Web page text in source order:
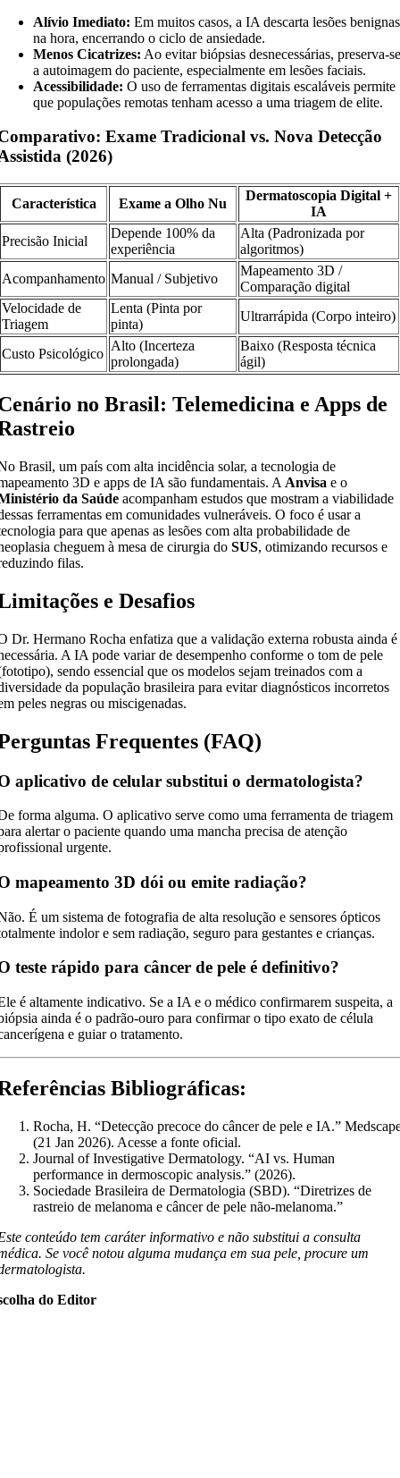
Alívio Imediato: Em muitos casos, a IA descarta lesões benignas
na hora, encerrando o ciclo de ansiedade.
Menos Cicatrizes: Ao evitar biópsias desnecessárias, preserva-
a autoimagem do paciente, especialmente em lesões faciais.
Acessibilidade: O uso de ferramentas digitais escaláveis permite
que populações remotas tenham acesso a uma triagem de elite.
Exame Tradicional vs. Nova Detecção
(2026)
Característica Exame a Olho Nu
Dermatoscopia Digital +
IA
Precisão Inicial
Depende 100% da
experiência
Alta (Padronizada por
algoritmos)
Acompanhamento Manual / Subjetivo
Mapeamento 3D /
Comparação digital
Velocidade de
Triagem
Lenta (Pinta por
pinta)
Ultrarrápida (Corpo inteiro)
Custo Psicológico
Alto (Incerteza
prolongada)
Baixo (Resposta técnica
ágil)
no Brasil: Telemedicina e Apps de
Brasil, um país com alta incidência solar, a tecnologia de
3D e apps de IA são fundamentais. A Anvisa e o
da Saúde acompanham estudos que mostram a viabilidade
ferramentas em comunidades vulneráveis. O foco é usar a
para que apenas as lesões com alta probabilidade de
cheguem à mesa de cirurgia doSUS, otimizando recursos e
filas.
e Desafios
Dr. Hermano Rocha enfatiza que a validação externa robusta ainda é
A IA pode variar de desempenho conforme o tom de pele
sendo essencial que os modelos sejam treinados com a
da população brasileira para evitar diagnósticos incorretos
peles negras ou miscigenadas.
Frequentes (FAQ)
aplicativo de celular substitui o dermatologista?
forma alguma. O aplicativo serve como uma ferramenta de triagem
alertar o paciente quando uma mancha precisa de atenção
urgente.
mapeamento 3D dói ou emite radiação?
É um sistema de fotografia de alta resolução e sensores ópticos
indolor e sem radiação, seguro para gestantes e crianças.
teste rápido para câncer de pele é definitivo?
é altamente indicativo. Se a IA e o médico confirmarem suspeita, a
ainda é o padrão-ouro para confirmar o tipo exato de célula
e guiar o tratamento.
Bibliográficas:
Rocha, H. “Detecção precoce do câncer de pele e IA.”
(21 Jan 2026). Acesse a fonte oficial.
Journal of Investigative Dermatology. “AI vs. Human
performance in dermoscopic analysis.” (2026).
Sociedade Brasileira de Dermatologia (SBD). “Diretrizes de
rastreio de melanoma e câncer de pele não-melanoma.”
conteúdo tem caráter informativo e não substitui a consulta
Se você notou alguma mudança em sua pele, procure um
do Editor